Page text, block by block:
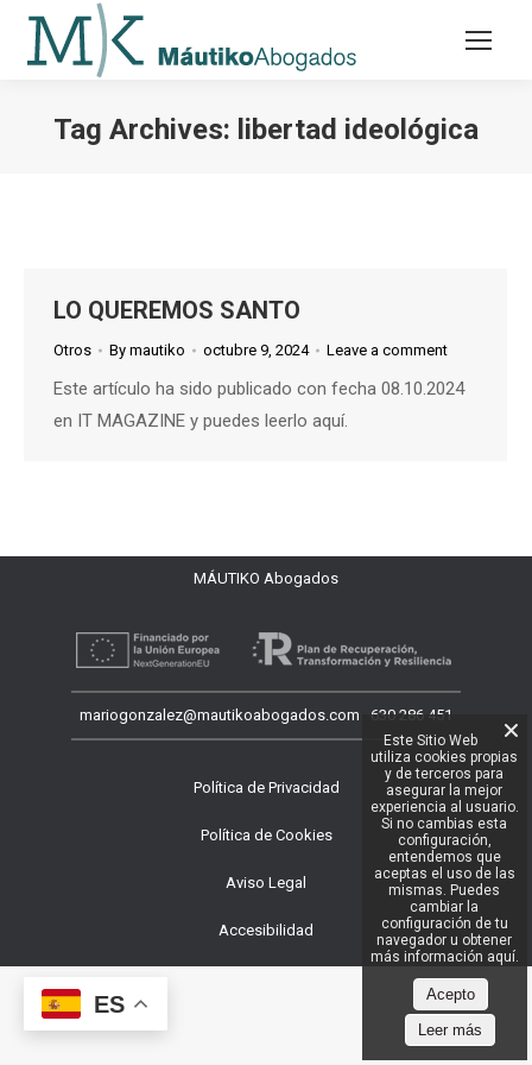
Tag Archives: libertad ideológica
LO QUEREMOS SANTO
Otros By mautiko octubre 9, 2024 Leave a comment
Este artículo ha sido publicado con fecha 08.10.2024
en IT MAGAZINE y puedes leerlo aquí.
MÁUTIKO Abogados
mariogonzalez@mautikoabogados.com 630 286 451
Este Sitio Web
utiliza cookies propias
y de terceros para
asegurar la mejor
experiencia al usuario.
Si no cambias esta
configuración,
entendemos que
aceptas el uso de las
mismas. Puedes
cambiar la
configuración de tu
navegador u obtener
más información aquí.
Acepto
Leer más
ES